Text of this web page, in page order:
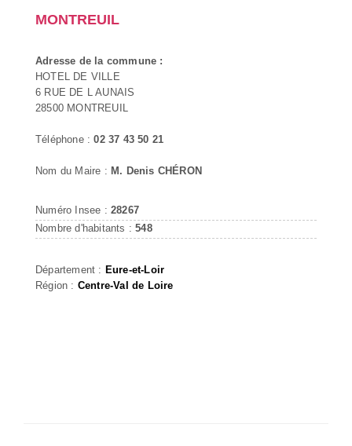
MONTREUIL
Adresse de la commune :
HOTEL DE VILLE
6 RUE DE L AUNAIS
28500 MONTREUIL
Téléphone :02 37 43 50 21
Nom du Maire : M. Denis CHÉRON
Numéro Insee : 28267
Nombre d'habitants :548
Département : Eure-et-Loir
Région : Centre-Val de Loire